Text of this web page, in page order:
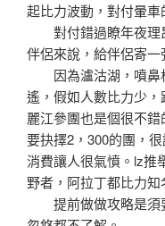
起比力波動，對付暈車
對付錯過瞭年夜理
伴侶來說，給伴侶寄一
因為瀘沽湖，噴鼻
遙，假如人數比力少
麗江參團也是個很不錯
要抉擇2，300的團，
消費讓人很氣憤。lz推
野者，阿拉丁都比力知
提前做做攻略是須